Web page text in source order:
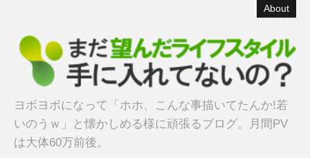
About
ヨボヨボになって「ホホ、こんな事描いてたんか!若
いのうｗ」と懐かしめる様に頑張るブログ。月間PV
は大体60万前後。